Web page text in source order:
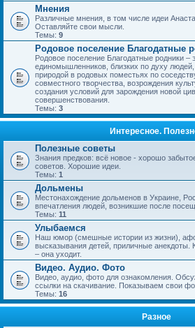
Мнения
Различные мнения, в том числе идеи
Оставляйте свои мысли.
Темы: 9
Родовое поселение Благодатные
Родовое поселение Благодатные родники –
единомышленников, близких по духу
природой в родовых поместьях по
совместного творчества, возрождения
создания условий для зарождения новой
совершенствования.
Темы: 3
Интересное.
Полезные советы
Знания предков: всё новое - хорошо
советов. Хорошие идеи.
Темы: 1
Дольмены
Местонахождение дольменов в Украине,
впечатления людей, возникшие после
Темы: 11
Улыбаемся
Наш юмор (смешные истории из жизни),
высказывания детей, приличные
– она уходит.
Видео. Аудио. Фото
Видео, аудио, фото для ознакомления.
ссылки на скачивание. Показываем свои
Темы: 16
Разное